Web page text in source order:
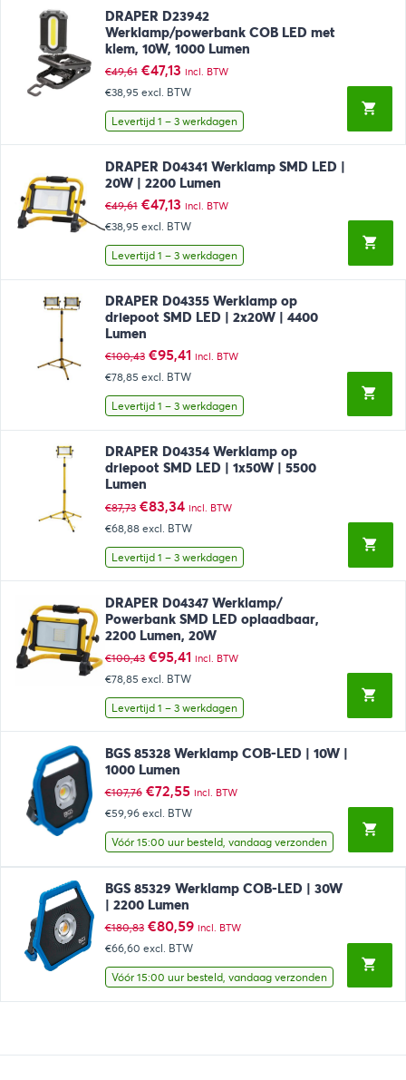
DRAPER D23942
Werklamp/powerbank COB LED met
klem, 10W, 1000 Lumen
€49,61 Oorspronkelijke
prijs
was:
€49,61.
€47,13Huidige
prijs
is:
€47,13.
incl. BTW
€38,95 excl. BTW
Levertijd 1 – 3 werkdagen
DRAPER D04341 Werklamp SMD LED |
20W | 2200 Lumen
€49,61 Oorspronkelijke
prijs
was:
€49,61.
€47,13Huidige
prijs
is:
€47,13.
incl. BTW
€38,95 excl. BTW
Levertijd 1 – 3 werkdagen
DRAPER D04355 Werklamp op
driepoot SMD LED | 2x20W | 4400
Lumen
€100,43 Oorspronkelijke
prijs
was:
€100,43.
€95,41Huidige
prijs
is:
€95,41.
incl. BTW
€78,85 excl. BTW
Levertijd 1 – 3 werkdagen
DRAPER D04354 Werklamp op
driepoot SMD LED | 1x50W | 5500
Lumen
€87,73 Oorspronkelijke
prijs
was:
€87,73.
€83,34Huidige
prijs
is:
€83,34.
incl. BTW
€68,88 excl. BTW
Levertijd 1 – 3 werkdagen
DRAPER D04347 Werklamp/
Powerbank SMD LED oplaadbaar,
2200 Lumen, 20W
€100,43 Oorspronkelijke
prijs
was:
€100,43.
€95,41Huidige
prijs
is:
€95,41.
incl. BTW
€78,85 excl. BTW
Levertijd 1 – 3 werkdagen
BGS 85328 Werklamp COB-LED | 10W |
1000 Lumen
€107,76 Oorspronkelijke
prijs
was:
€107,76.
€72,55Huidige
prijs
is:
€72,55.
incl. BTW
€59,96 excl. BTW
Vóór 15:00 uur besteld, vandaag verzonden
BGS 85329 Werklamp COB-LED | 30W
| 2200 Lumen
€180,83 Oorspronkelijke
prijs
was:
€180,83.
€80,59Huidige
prijs
€80,59.
incl. BTW
€66,60 excl. BTW
Vóór 15:00 uur besteld, vandaag verzonden